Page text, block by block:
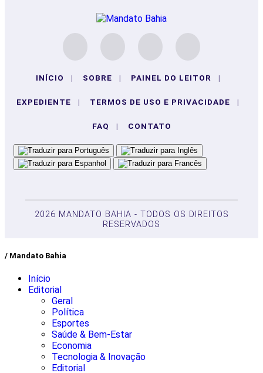
INÍCIO | SOBRE | PAINEL DO LEITOR |
EXPEDIENTE | TERMOS DE USO E PRIVACIDADE |
FAQ | CONTATO
2026 MANDATO BAHIA - TODOS OS DIREITOS
RESERVADOS
/ Mandato Bahia
Início
Editorial
Geral
Política
Esportes
Saúde & Bem-Estar
Economia
Tecnologia & Inovação
Editorial